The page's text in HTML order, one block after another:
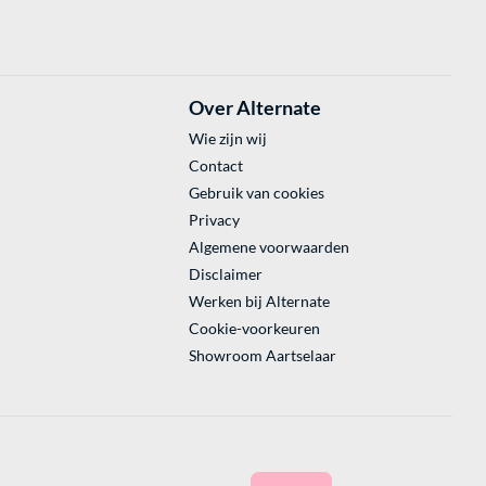
Over Alternate
Wie zijn wij
Contact
Gebruik van cookies
Privacy
Algemene voorwaarden
Disclaimer
Werken bij Alternate
Cookie-voorkeuren
Showroom Aartselaar